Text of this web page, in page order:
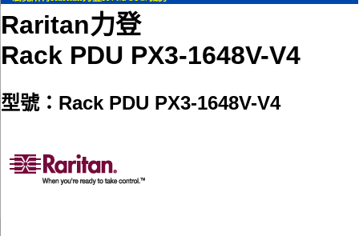
Raritan力登
Rack PDU PX3-1648V-V4
型號：Rack PDU PX3-1648V-V4